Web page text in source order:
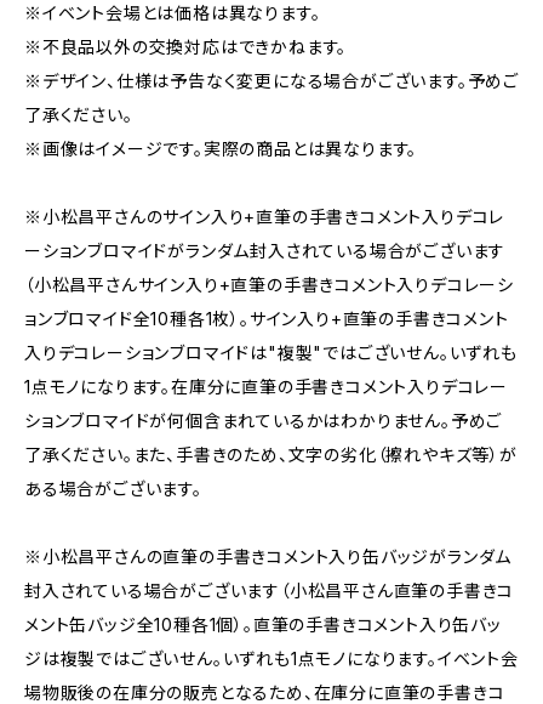
※イベント会場とは価格は異なります。
※不良品以外の交換対応はできかねます。
※デザイン、仕様は予告なく変更になる場合がございます。予めご
了承ください。
※画像はイメージです。実際の商品とは異なります。
※小松昌平さんのサイン入り+直筆の手書きコメント入りデコレ
ーションブロマイドがランダム封入されている場合がございます
（小松昌平さんサイン入り+直筆の手書きコメント入りデコレーシ
ョンブロマイド全10種各1枚）。サイン入り+直筆の手書きコメント
入りデコレーションブロマイドは"複製"ではございせん。いずれも
1点モノになります。在庫分に直筆の手書きコメント入りデコレー
ションブロマイドが何個含まれているかはわかりません。予めご
了承ください。また、手書きのため、文字の劣化（擦れやキズ等）が
ある場合がございます。
※小松昌平さんの直筆の手書きコメント入り缶バッジがランダム
封入されている場合がございます（小松昌平さん直筆の手書きコ
メント缶バッジ全10種各1個）。直筆の手書きコメント入り缶バッ
ジは複製ではございせん。いずれも1点モノになります。イベント会
場物販後の在庫分の販売となるため、在庫分に直筆の手書きコ